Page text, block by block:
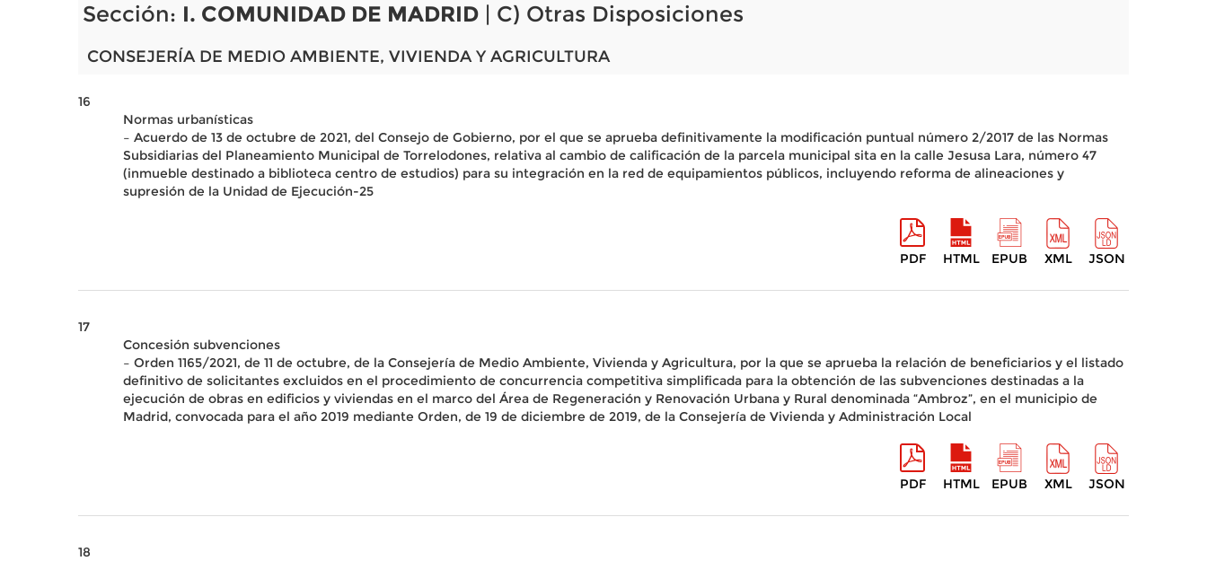
Sección: I. COMUNIDAD DE MADRID | C) Otras Disposiciones
CONSEJERÍA DE MEDIO AMBIENTE, VIVIENDA Y AGRICULTURA
16
Normas urbanísticas
– Acuerdo de 13 de octubre de 2021, del Consejo de Gobierno, por el que se aprueba definitivamente la modificación puntual número 2/2017 de las Normas
Subsidiarias del Planeamiento Municipal de Torrelodones, relativa al cambio de calificación de la parcela municipal sita en la calle Jesusa Lara, número 47
(inmueble destinado a biblioteca centro de estudios) para su integración en la red de equipamientos públicos, incluyendo reforma de alineaciones y
supresión de la Unidad de Ejecución-25
PDF HTML EPUB XML JSON
17
Concesión subvenciones
– Orden 1165/2021, de 11 de octubre, de la Consejería de Medio Ambiente, Vivienda y Agricultura, por la que se aprueba la relación de beneficiarios y el listado
definitivo de solicitantes excluidos en el procedimiento de concurrencia competitiva simplificada para la obtención de las subvenciones destinadas a la
ejecución de obras en edificios y viviendas en el marco del Área de Regeneración y Renovación Urbana y Rural denominada “Ambroz”, en el municipio de
Madrid, convocada para el año 2019 mediante Orden, de 19 de diciembre de 2019, de la Consejería de Vivienda y Administración Local
PDF HTML EPUB XML JSON
18